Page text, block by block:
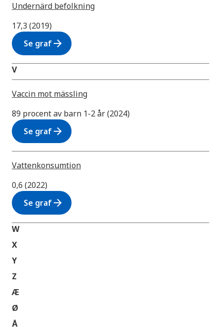
Undernärd befolkning
17,3 (2019)
Se grafarrow_forward
V
Vaccin mot mässling
89 procent av barn 1-2 år (2024)
Se grafarrow_forward
Vattenkonsumtion
0,6 (2022)
Se grafarrow_forward
W
X
Y
Z
Æ
Ø
Å